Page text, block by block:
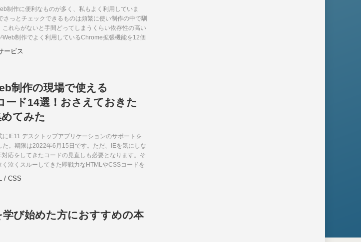
制作に便利なものが多く、私もよく利用していま
さっとチェックできるものは頻繁に使い制作の中で馴
これらがないと手間どってしまうくらい依存性の高い
Web制作でよく利用しているChrome拡張機能を12個
ありましたら、ぜひ試してみてください。
ービス
制作の現場で使える
ード14選！おさえておきた
てみた
IE11 デスクトップアプリケーションのサポートを
た。期限は2022年6月15日です。ただ、IEを気にしな
対応をしてきたコードの見直しも必要となります。そ
泣くスルーしてきた即戦力なHTMLやCSSコードを
6月以降のために今から知識を蓄えておいてはいかが
/ CSS
び始めた方におすすめの本